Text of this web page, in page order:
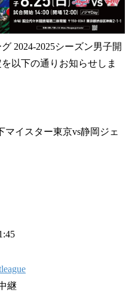
2024-2025シーズン男子開
以下の通りお知らせしま
イスター東京vs静岡ジェ
継